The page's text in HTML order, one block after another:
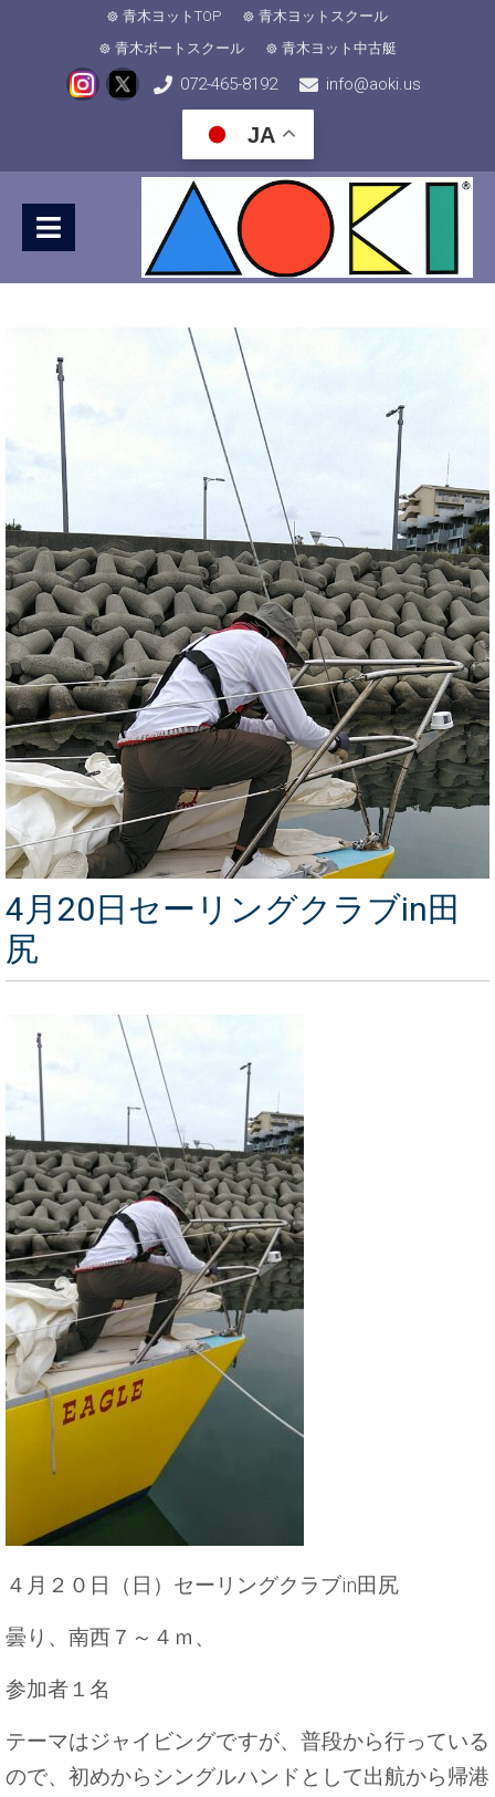
青木ヨットTOP
青木ヨットスクール
青木ボートスクール
青木ヨット中古艇
072-465-8192 info@aoki.us
JA
4月20日セーリングクラブin田
尻
４月２０日（日）セーリングクラブin田尻
曇り、南西７～４ｍ、
参加者１名
テーマはジャイビングですが、普段から行っている
ので、初めからシングルハンドとして出航から帰港